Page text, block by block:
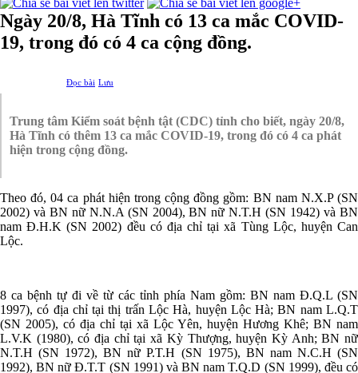
Ngày 20/8, Hà Tĩnh có 13 ca mắc COVID-
19, trong đó có 4 ca cộng đồng.
Đọc bài Lưu
Trung tâm Kiểm soát bệnh tật (CDC) tỉnh cho biết, ngày 20/8,
Hà Tĩnh có thêm 13 ca mắc COVID-19, trong đó có 4 ca phát
hiện trong cộng đồng.
Theo đó, 04 ca phát hiện trong cộng đồng gồm: BN nam N.X.P (SN
2002) và BN nữ N.N.A (SN 2004), BN nữ N.T.H (SN 1942) và BN
nam Đ.H.K (SN 2002) đều có địa chỉ tại xã Tùng Lộc, huyện Can
Lộc.
8 ca bệnh tự đi về từ các tỉnh phía Nam gồm: BN nam Đ.Q.L (SN
1997), có địa chỉ tại thị trấn Lộc Hà, huyện Lộc Hà; BN nam L.Q.T
(SN 2005), có địa chỉ tại xã Lộc Yên, huyện Hương Khê; BN nam
L.V.K (1980), có địa chỉ tại xã Kỳ Thượng, huyện Kỳ Anh; BN nữ
N.T.H (SN 1972), BN nữ P.T.H (SN 1975), BN nam N.C.H (SN
1992), BN nữ Đ.T.T (SN 1991) và BN nam T.Q.D (SN 1999), đều có